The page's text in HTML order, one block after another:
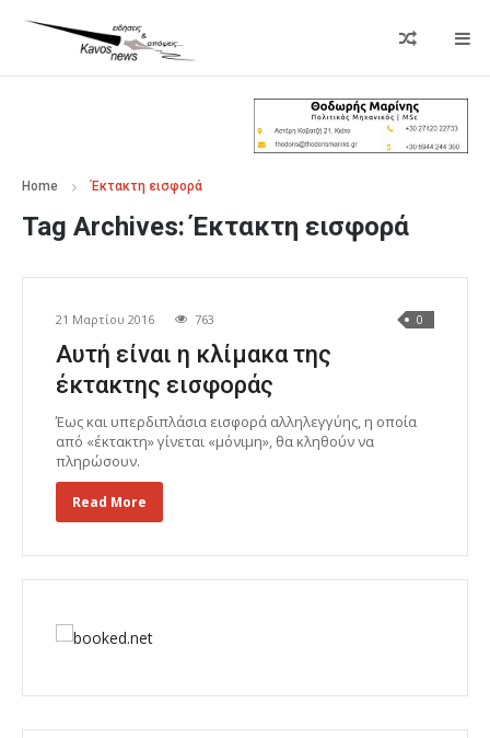
Home Έκτακτη εισφορά
Tag Archives:Έκτακτη εισφορά
21 Μαρτίου 2016 763 0
Αυτή είναι η κλίμακα της
έκτακτης εισφοράς
Έως και υπερδιπλάσια εισφορά αλληλεγγύης, η οποία
από «έκτακτη» γίνεται «μόνιμη», θα κληθούν να
πληρώσουν.
Read More